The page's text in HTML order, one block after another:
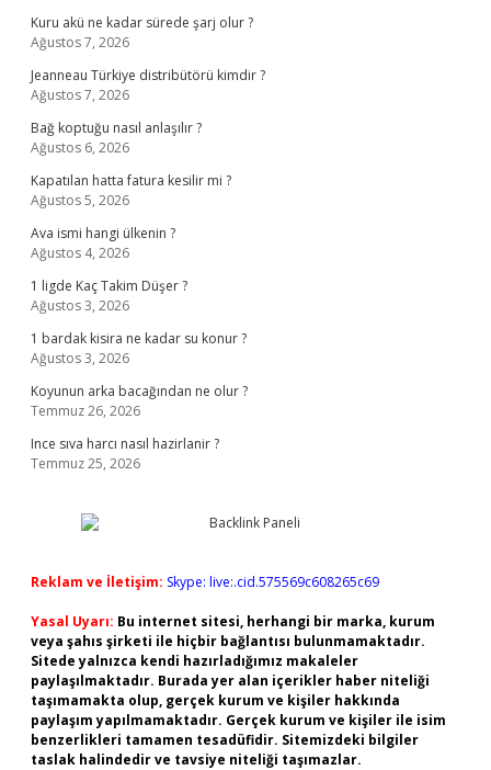
Kuru akü ne kadar sürede şarj olur ?
Ağustos 7, 2026
Jeanneau Türkiye distribütörü kimdir ?
Ağustos 7, 2026
Bağ koptuğu nasıl anlaşılır ?
Ağustos 6, 2026
Kapatılan hatta fatura kesilir mi ?
Ağustos 5, 2026
Ava ismi hangi ülkenin ?
Ağustos 4, 2026
1 ligde Kaç Takim Düşer ?
Ağustos 3, 2026
1 bardak kisira ne kadar su konur ?
Ağustos 3, 2026
Koyunun arka bacağından ne olur ?
Temmuz 26, 2026
Ince sıva harcı nasıl hazirlanir ?
Temmuz 25, 2026
Reklam ve İletişim: Skype: live:.cid.575569c608265c69
Yasal Uyarı: Bu internet sitesi, herhangi bir marka, kurum
veya şahıs şirketi ile hiçbir bağlantısı bulunmamaktadır.
Sitede yalnızca kendi hazırladığımız makaleler
paylaşılmaktadır. Burada yer alan içerikler haber niteliği
taşımamakta olup, gerçek kurum ve kişiler hakkında
paylaşım yapılmamaktadır. Gerçek kurum ve kişiler ile isim
benzerlikleri tamamen tesadüfidir. Sitemizdeki bilgiler
taslak halindedir ve tavsiye niteliği taşımazlar.